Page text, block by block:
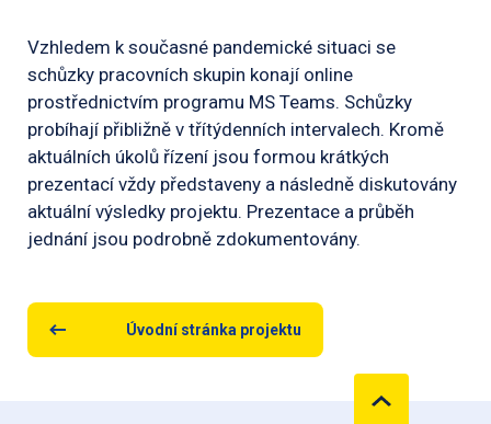
Vzhledem k současné pandemické situaci se
schůzky pracovních skupin konají online
prostřednictvím programu MS Teams. Schůzky
probíhají přibližně v třítýdenních intervalech. Kromě
aktuálních úkolů řízení jsou formou krátkých
prezentací vždy představeny a následně diskutovány
aktuální výsledky projektu. Prezentace a průběh
jednání jsou podrobně zdokumentovány.
Úvodní stránka projektu